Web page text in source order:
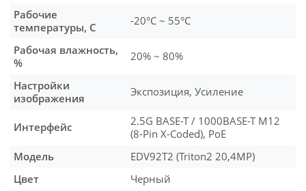
Рабочие
температуры, С
-20°C ~ 55°C
Рабочая влажность,
%
20% ~ 80%
Настройки
изображения
Экспозиция, Усиление
Интерфейс
2.5G BASE-T / 1000BASE-T M12
(8-Pin X-Coded), PoE
Модель
EDV92T2 (Triton2 20,4MP)
Цвет
Черный